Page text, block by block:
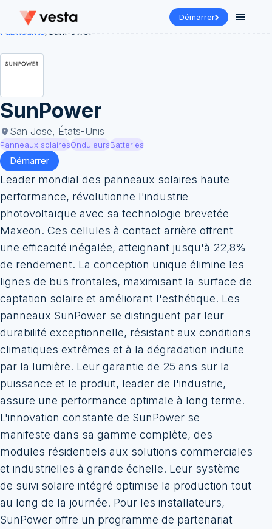
Démarrer
Fabricants/ SunPower
SunPower
San Jose, États-Unis
Panneaux solairesOnduleursBatteries
Démarrer
Leader mondial des panneaux solaires haute
performance, révolutionne l'industrie
photovoltaïque avec sa technologie brevetée
Maxeon. Ces cellules à contact arrière offrent
une efficacité inégalée, atteignant jusqu'à 22,8%
de rendement. La conception unique élimine les
lignes de bus frontales, maximisant la surface de
captation solaire et améliorant l'esthétique. Les
panneaux SunPower se distinguent par leur
durabilité exceptionnelle, résistant aux conditions
climatiques extrêmes et à la dégradation induite
par la lumière. Leur garantie de 25 ans sur la
puissance et le produit, leader de l'industrie,
assure une performance optimale à long terme.
L'innovation constante de SunPower se
manifeste dans sa gamme complète, des
modules résidentiels aux solutions commerciales
et industrielles à grande échelle. Leur système
de suivi solaire intégré optimise la production tout
au long de la journée. Pour les installateurs,
SunPower offre un programme de partenariat